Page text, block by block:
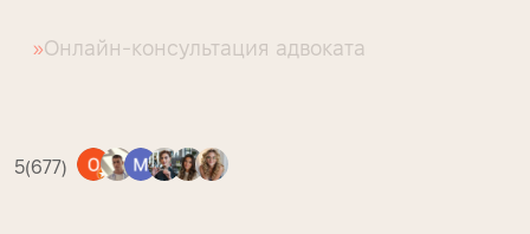
Головна
Онлайн-консультация адвоката
5(677)